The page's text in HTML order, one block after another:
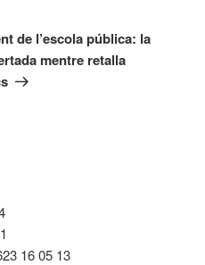
de l’escola pública: la
mentre retalla
16 05 13